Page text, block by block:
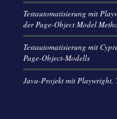
Testautomatisierung mit
der Page-Object Model
Testautomatisierung mit
Page-Object-Modells
Java-Projekt mit Playwright,